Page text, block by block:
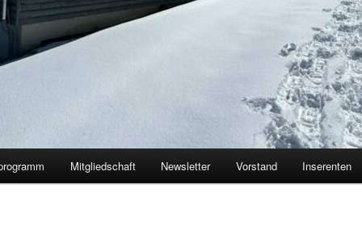
Mitgliedschaft Newsletter Vorstand Inserenten